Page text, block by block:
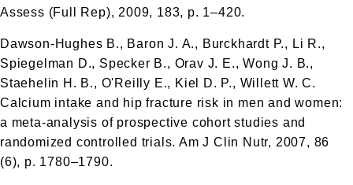
Assess (Full Rep), 2009, 183, p. 1–420.
Dawson-Hughes B., Baron J. A., Burckhardt P., Li R.,
Spiegelman D., Specker B., Orav J. E., Wong J. B.,
Staehelin H. B., O'Reilly E., Kiel D. P., Willett W. C.
Calcium intake and hip fracture risk in men and women:
a meta-analysis of prospective cohort studies and
randomized controlled trials. Am J Clin Nutr, 2007, 86
(6), p. 1780–1790.